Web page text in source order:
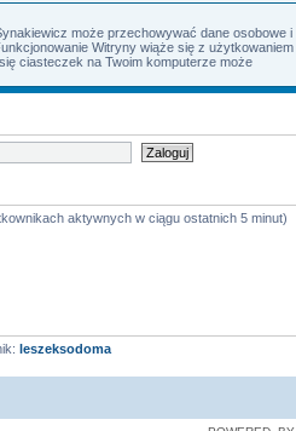
może przechowywać dane osobowe i
Witryny wiąże się z użytkowaniem
ciasteczek na Twoim komputerze może
aktywnych w ciągu ostatnich 5 minut)
leszeksodoma